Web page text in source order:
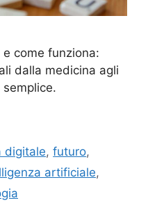
e come funziona:
dalla medicina agli
digitale,futuro,
artificiale,